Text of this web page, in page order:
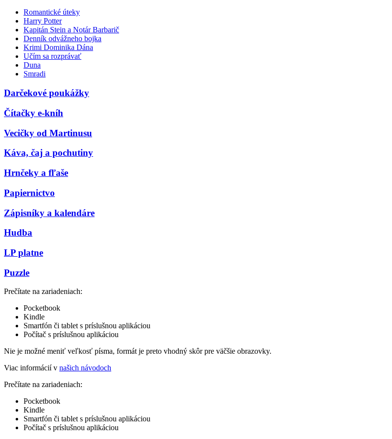
Romantické úteky
Harry Potter
Kapitán Stein a Notár Barbarič
Denník odvážneho bojka
Krimi Dominika Dána
Učím sa rozprávať
Duna
Smradi
Darčekové poukážky
Čítačky e-kníh
Vecičky od Martinusu
Káva, čaj a pochutiny
Hrnčeky a fľaše
Papiernictvo
Zápisníky a kalendáre
Hudba
LP platne
Puzzle
Prečítate na zariadeniach:
Pocketbook
Kindle
Smartfón či tablet s príslušnou aplikáciou
Počítač s príslušnou aplikáciou
Nie je možné meniť veľkosť písma, formát je preto vhodný skôr pre väčšie obrazovky.
Viac informácií v našich návodoch
Prečítate na zariadeniach:
Pocketbook
Kindle
Smartfón či tablet s príslušnou aplikáciou
Počítač s príslušnou aplikáciou